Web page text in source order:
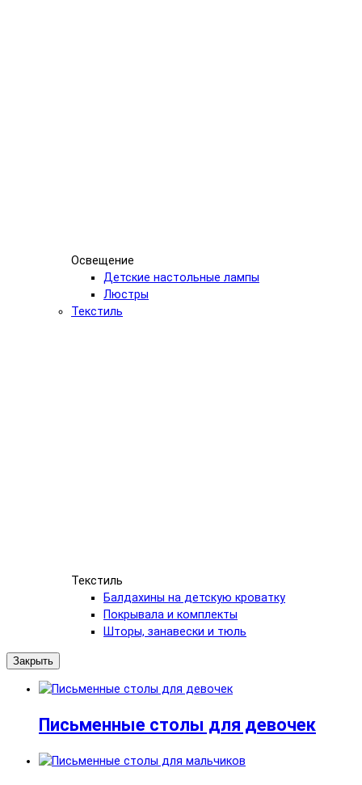
Освещение
Детские настольные лампы
Люстры
Текстиль
Текстиль
Балдахины на детскую кроватку
Покрывала и комплекты
Шторы, занавески и тюль
Закрыть
Письменные столы для девочек